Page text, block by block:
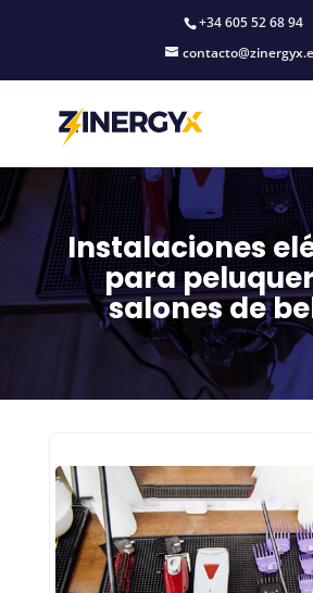
+34 605 52 68 94
Instalaciones
para
salones de